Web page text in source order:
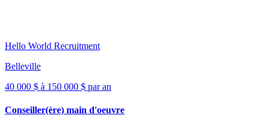
Hello World Recruitment
Belleville
40 000 $ à 150 000 $ par an
Conseiller(ère) main d'oeuvre